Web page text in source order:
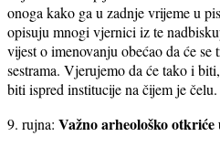
onoga kako ga u zadnje vrijeme u
opisuju mnogi vjernici iz te
vijest o imenovanju obećao da će
sestrama. Vjerujemo da će tako i
biti ispred institucije na čijem je čelu.
9. rujna: Važno arheološko